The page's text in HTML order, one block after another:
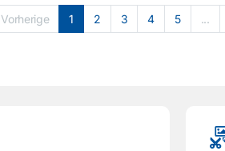
Vorherige 1 2 3 4 5 ...